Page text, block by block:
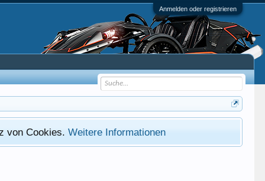
Anmelden oder registrieren
von Cookies.Weitere Informationen